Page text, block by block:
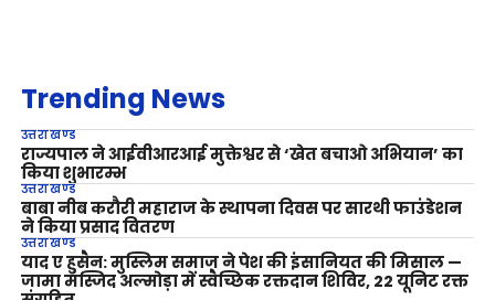
Trending News
उत्तराखण्ड
राज्यपाल ने आईवीआरआई मुक्तेश्वर से ‘खेत बचाओ अभियान’ का
किया शुभारम्भ
उत्तराखण्ड
बाबा नीब करौरी महाराज के स्थापना दिवस पर सारथी फाउंडेशन
ने किया प्रसाद वितरण
उत्तराखण्ड
याद ए हुसैन: मुस्लिम समाज ने पेश की इंसानियत की मिसाल —
जामा मस्जिद अल्मोड़ा में स्वैच्छिक रक्तदान शिविर, 22 यूनिट रक्त